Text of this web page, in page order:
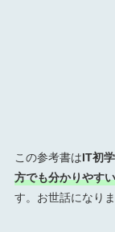
この参考書はIT初
方でも分かりやす
す。お世話になりま